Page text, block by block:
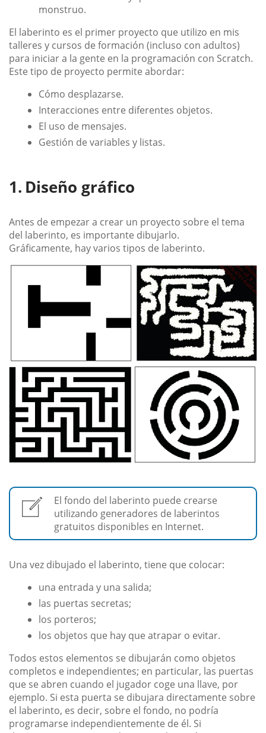
monstruo.
El laberinto es el primer proyecto que utilizo en mis
talleres y cursos de formación (incluso con adultos)
para iniciar a la gente en la programación con Scratch.
Este tipo de proyecto permite abordar:
Cómo desplazarse.
Interacciones entre diferentes objetos.
El uso de mensajes.
Gestión de variables y listas.
Diseño gráfico
Antes de empezar a crear un proyecto sobre el tema
del laberinto, es importante dibujarlo.
Gráficamente, hay varios tipos de laberinto.
El fondo del laberinto puede crearse
utilizando generadores de laberintos
gratuitos disponibles en Internet.
Una vez dibujado el laberinto, tiene que colocar:
una entrada y una salida;
las puertas secretas;
los porteros;
los objetos que hay que atrapar o evitar.
Todos estos elementos se dibujarán como objetos
completos e independientes; en particular, las puertas
que se abren cuando el jugador coge una llave, por
ejemplo. Si esta puerta se dibujara directamente sobre
el laberinto, es decir, sobre el fondo, no podría
programarse independientemente de él. Si